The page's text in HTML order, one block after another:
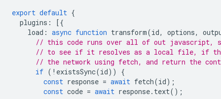
export default {
plugins :
[{
load : async function transform(id, options,
// this code runs over all of out javascript,
// to see if it resolves as a local file, if
// the network using fetch, and return the
if ( ! existsSync(id))
{
const response = await fetch(id);
const code = await response. text();